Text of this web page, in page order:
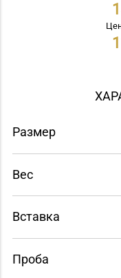
Размер
Вес
Вставка
Проба